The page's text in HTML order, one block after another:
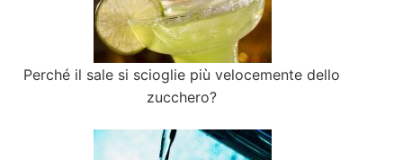
Perché il sale si scioglie più velocemente dello
zucchero?